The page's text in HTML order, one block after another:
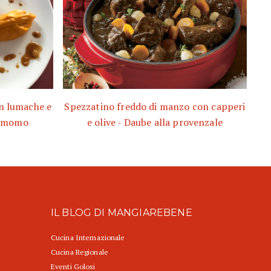
lumache e
Spezzatino freddo di manzo con capperi
e olive - Daube alla provenzale
IL BLOG DI MANGIAREBENE
Cucina Internazionale
Cucina Regionale
Eventi Golosi